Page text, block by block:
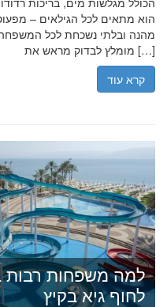
הוא מתאים לכל הגילאים –
מהנה ובלתי נשכחת לכל המשפחה.
מומלץ לבדוק מראש את […]
קרא עוד
למה משפחות רבות
לחוף גיא בקיץ